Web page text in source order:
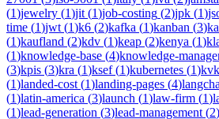
(1)jewelry (1)jit (1)job-costing (2)jpk (1)
time (1)jwt (1)k6 (2)kafka (1)kanban (3)
(1)kaufland (2)kdv (1)keap (2)kenya (1)
(1)knowledge-base (4)knowledge-
(3)kpis (3)kra (1)ksef(1)kubernetes (1)
(1)landed-cost (1)landing-pages (4)
(1)latin-america (3)launch (1)law-firm (1)
(1)lead-generation (3)lead-management (2)